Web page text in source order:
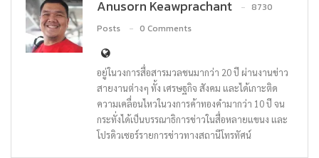
Anusorn Keawprachant
8730
Posts
0 Comments
อยู่ในวงการสื่อสารมวลชนมากว่า 20 ปี ผ่านงานข่าว
สายงานต่างๆ ทั้ง เศรษฐกิจ สังคม และได้เกาะติด
ความเคลื่อนไหวในวงการค้าทองคำมากว่า 10 ปี จน
กระทั่งได้เป็นบรรณาธิการข่าวในสื่อหลายแขนง และ
โปรดิวเซอร์รายการข่าวทางสถานีโทรทัศน์